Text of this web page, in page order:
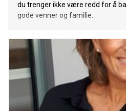
du trenger ikke være redd for å
gode venner og familie.